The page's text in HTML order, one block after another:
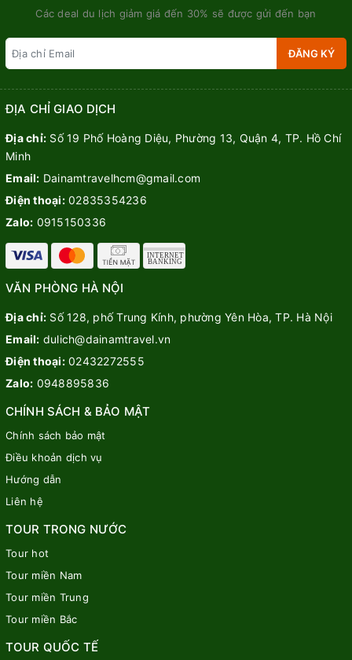
Các deal du lịch giảm giá đến 30% sẽ được gửi đến bạn
ĐĂNG KÝ
ĐỊA CHỈ GIAO DỊCH
Địa chỉ: Số 19 Phố Hoàng Diệu, Phường 13, Quận 4, TP. Hồ Chí
Minh
Email: Dainamtravelhcm@gmail.com
Điện thoại: 02835354236
Zalo: 0915150336
VĂN PHÒNG HÀ NỘI
Địa chỉ: Số 128, phố Trung Kính, phường Yên Hòa, TP. Hà Nội
Email: dulich@dainamtravel.vn
Điện thoại: 02432272555
Zalo: 0948895836
CHÍNH SÁCH & BẢO MẬT
Chính sách bảo mật
Điều khoản dịch vụ
Hướng dẫn
Liên hệ
TOUR TRONG NƯỚC
Tour hot
Tour miền Nam
Tour miền Trung
Tour miền Bắc
TOUR QUỐC TẾ